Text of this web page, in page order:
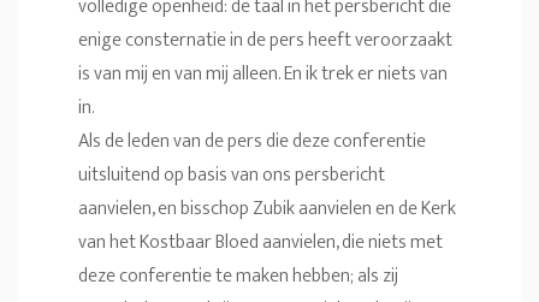
volledige openheid: de taal in het persbericht die
enige consternatie in de pers heeft veroorzaakt
is van mij en van mij alleen. En ik trek er niets van
in.
Als de leden van de pers die deze conferentie
uitsluitend op basis van ons persbericht
aanvielen, en bisschop Zubik aanvielen en de Kerk
van het Kostbaar Bloed aanvielen, die niets met
deze conferentie te maken hebben; als zij